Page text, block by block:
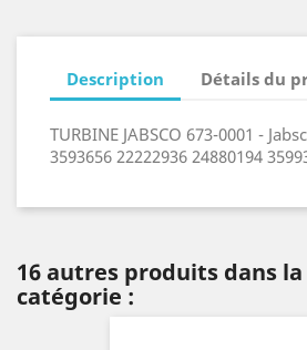
Description Détails du
TURBINE JABSCO 673-0001 -
3593656 22222936 24880194
16 autres produits dans
catégorie :